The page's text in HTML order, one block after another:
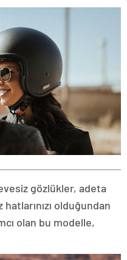
gözlükler, adeta
olduğundan
olan bu modelle,